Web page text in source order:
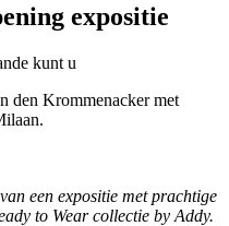
expositie
kunt u
den Krommenacker met
een expositie met prachtige
to Wear collectie by Addy.